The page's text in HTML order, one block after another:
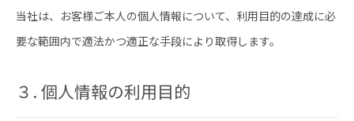
当社は、お客様ご本人の個人情報について、利用目的の達成に必
要な範囲内で適法かつ適正な手段により取得します。
３. 個人情報の利用目的